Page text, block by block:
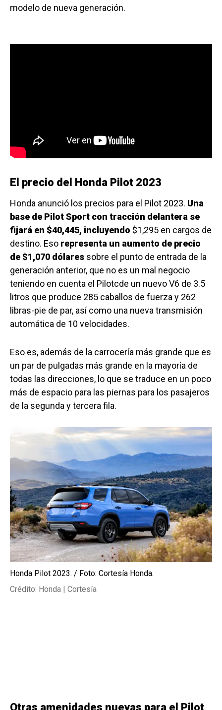
modelo de nueva generación.
El precio del Honda Pilot 2023
Honda anunció los precios para el Pilot 2023. Una
base de Pilot Sport con tracción delantera se
fijará en $40,445, incluyendo $1,295 en cargos de
destino. Eso representa un aumento de precio
de $1,070 dólares sobre el punto de entrada de la
generación anterior, que no es un mal negocio
teniendo en cuenta el Pilotcde un nuevo V6 de 3.5
litros que produce 285 caballos de fuerza y 262
libras-pie de par, así como una nueva transmisión
automática de 10 velocidades.
Eso es, además de la carrocería más grande que es
un par de pulgadas más grande en la mayoría de
todas las direcciones, lo que se traduce en un poco
más de espacio para las piernas para los pasajeros
de la segunda y tercera fila.
Honda Pilot 2023. / Foto: Cortesía Honda.
Crédito: Honda | Cortesía
Otras amenidades nuevas para el Pilot